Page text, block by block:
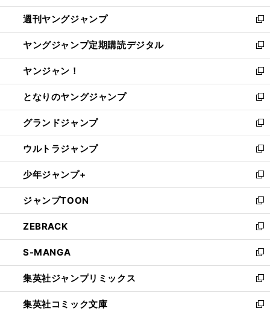
開
く
ウ
で
開
く
ン
ド
ウ
で
開
く
ウ
ィ
ン
ド
ウ
で
開
く
週刊ヤングジャンプ
新
し
い
ウ
ィ
ン
ド
ウ
で
開
く
ヤングジャンプ定期購読デジタル
新
し
い
ウ
ィ
ン
ド
ウ
で
開
く
ヤンジャン！
新
し
い
ウ
ィ
ン
ド
ウ
で
開
く
となりのヤングジャンプ
新
し
い
ウ
ィ
ン
ド
ウ
で
開
く
グランドジャンプ
新
し
い
ウ
ィ
ン
ド
ウ
で
開
く
ウルトラジャンプ
新
し
い
ウ
ィ
ン
ド
ウ
で
開
く
少年ジャンプ+
新
し
い
ウ
ィ
ン
ド
ウ
で
開
く
ジャンプTOON
新
し
い
ウ
ィ
ン
ド
ウ
で
ZEBRACK
新
し
い
ウ
ィ
ン
ド
S-MANGA
新
し
い
ウ
ィ
集英社ジャンプリミックス
新
し
い
集英社コミック文庫
新